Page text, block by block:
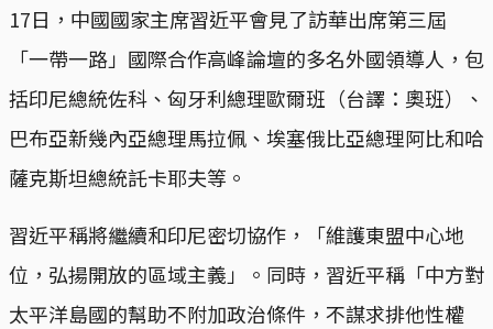
17日，中國國家主席習近平會見了訪華出席第三屆
「一帶一路」國際合作高峰論壇的多名外國領導人，包
括印尼總統佐科、匈牙利總理歐爾班（台譯：奧班）、
巴布亞新幾內亞總理馬拉佩、埃塞俄比亞總理阿比和哈
薩克斯坦總統託卡耶夫等。
習近平稱將繼續和印尼密切協作，「維護東盟中心地
位，弘揚開放的區域主義」。同時，習近平稱「中方對
太平洋島國的幫助不附加政治條件，不謀求排他性權